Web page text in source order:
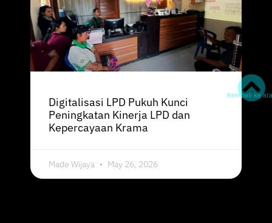
Digitalisasi LPD Pukuh Kunci
Peningkatan Kinerja LPD dan
Kepercayaan Krama
Made Wijaya May 26, 2026
Kembali ke